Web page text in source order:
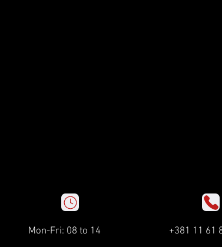
Mon-Fri: 08 to 14 +381 11 61